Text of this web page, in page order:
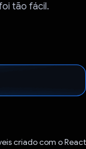
tão fácil.
criado com o React